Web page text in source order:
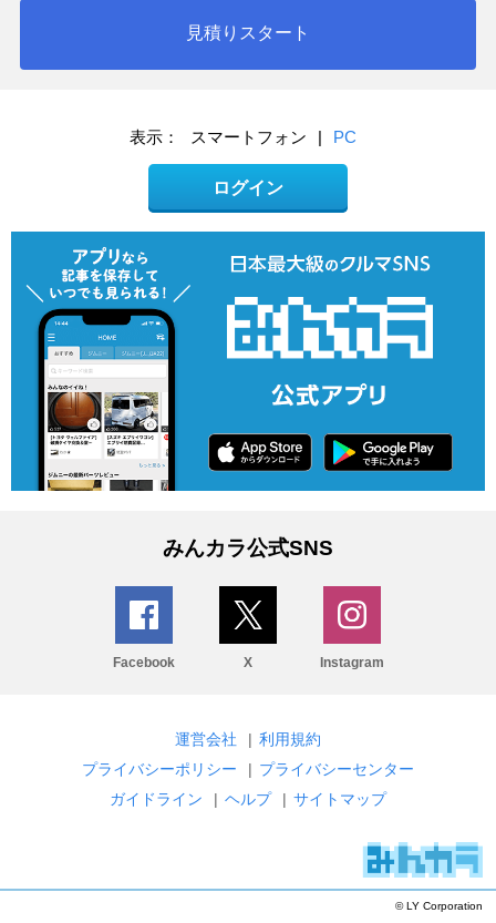
見積りスタート
表示： スマートフォン | PC
ログイン
みんカラ公式SNS
Facebook X Instagram
運営会社 | 利用規約
プライバシーポリシー
| プライバシーセンター
ガイドライン
| ヘルプ | サイトマップ
© LY Corporation